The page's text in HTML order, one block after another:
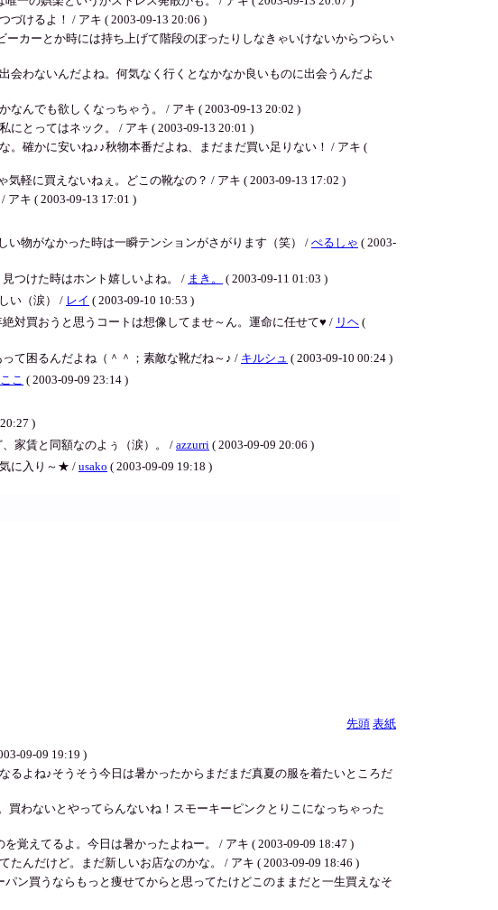
けるよ！ / アキ ( 2003-09-13 20:06 )
カーとか時には持ち上げて階段のぼったりしなきゃいけないからつらい
わないんだよね。何気なく行くとなかなか良いものに出会うんだよ
んでも欲しくなっちゃう。 / アキ ( 2003-09-13 20:02 )
とってはネック。 / アキ ( 2003-09-13 20:01 )
確かに安いね♪♪秋物本番だよね、まだまだ買い足りない！ / アキ (
軽に買えないねぇ。どこの靴なの？ / アキ ( 2003-09-13 17:02 )
キ ( 2003-09-13 17:01 )
物がなかった時は一瞬テンションがさがります（笑） / ぺるしゃ ( 2003-
つけた時はホント嬉しいよね。 / まき。
( 2003-09-11 01:03 )
い（涙） / レイ ( 2003-09-10 10:53 )
対買おうと思うコートは想像してませ～ん。運命に任せて♥ / リヘ (
て困るんだよね（＾＾；素敵な靴だね～♪ / キルシュ ( 2003-09-10 00:24 )
こ ( 2003-09-09 23:14 )
)
家賃と同額なのよぅ（涙）。 / azzurri ( 2003-09-09 20:06 )
気に入り～★ / usako ( 2003-09-09 19:18 )
先頭 表紙
09-09 19:19 )
よね♪そうそう今日は暑かったからまだまだ真夏の服を着たいところだ
わないとやってらんないね！スモーキーピンクとりこになっちゃった
えてるよ。今日は暑かったよねー。 / アキ ( 2003-09-09 18:47 )
んだけど。まだ新しいお店なのかな。 / アキ ( 2003-09-09 18:46 )
ン買うならもっと痩せてからと思ってたけどこのままだと一生買えなそ